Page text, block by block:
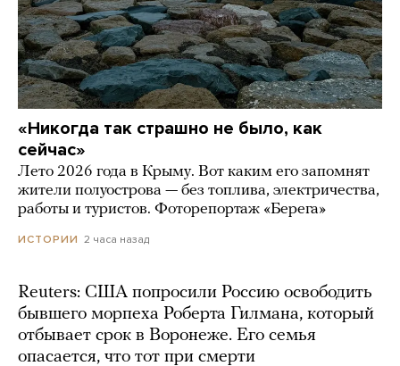
«Никогда так страшно не было, как
сейчас»
Лето 2026 года в Крыму. Вот каким его запомнят
жители полуострова — без топлива, электричества,
работы и туристов. Фоторепортаж «Берега»
ИСТОРИИ 2 часа назад
Reuters: США попросили Россию освободить
бывшего морпеха Роберта Гилмана, который
отбывает срок в Воронеже. Его семья
опасается, что тот при смерти